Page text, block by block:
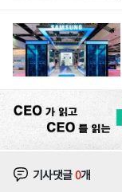
기사댓글0개